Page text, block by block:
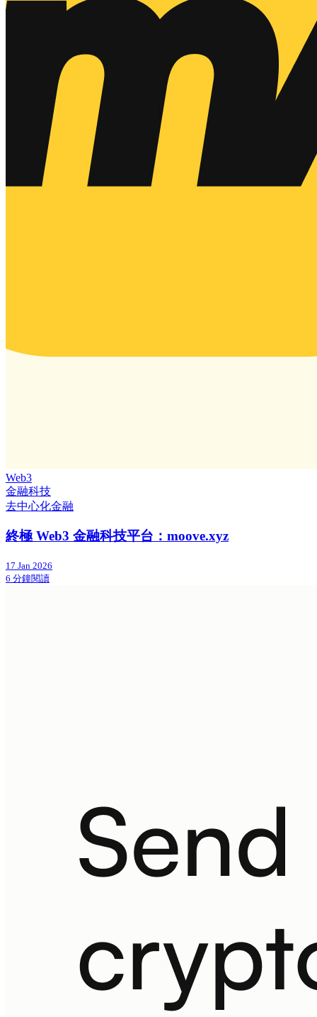
Web3
金融科技
去中心化金融
終極 Web3 金融科技平台：moove.xyz
17 Jan 2026
6 分鐘閱讀